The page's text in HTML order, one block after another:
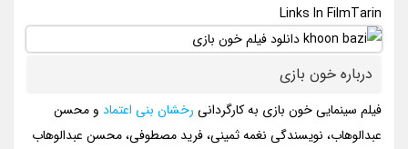
Links In FilmTarin
درباره خون بازی
فیلم سینمایی خون بازی به کارگردانی رخشان بنی اعتماد و محسن
عبدالوهاب، نویسندگی نغمه ثمینی، فرید مصطوفی، محسن عبدالوهاب